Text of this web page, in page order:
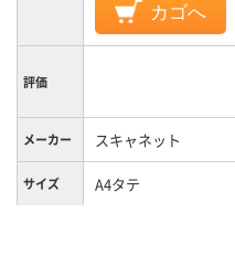
カゴへ
評価
メーカー スキャネット
サイズ A4タテ